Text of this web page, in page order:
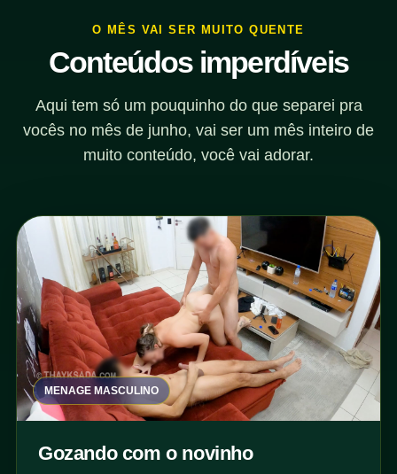
O MÊS VAI SER MUITO QUENTE
Conteúdos imperdíveis
Aqui tem só um pouquinho do que separei pra
vocês no mês de junho, vai ser um mês inteiro de
muito conteúdo, você vai adorar.
MENAGE MASCULINO
Gozando com o novinho